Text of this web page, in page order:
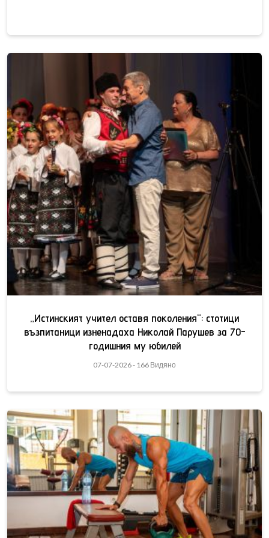
„Истинският учител оставя поколения“: стотици
възпитаници изненадаха Николай Парушев за 70-
годишния му юбилей
07-07-2026 - 166 Видяно